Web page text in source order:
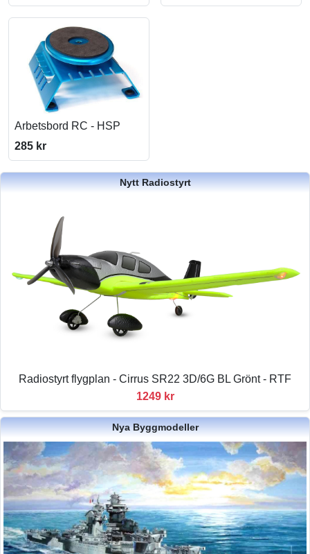
Arbetsbord RC - HSP
285 kr
Nytt Radiostyrt
Radiostyrt flygplan - Cirrus SR22 3D/6G BL Grönt - RTF
1249 kr
Nya Byggmodeller